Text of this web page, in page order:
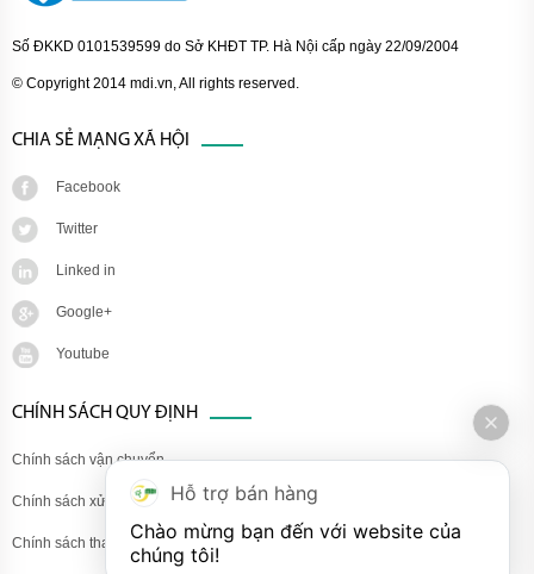
Số ĐKKD 0101539599 do Sở KHĐT TP. Hà Nội cấp ngày 22/09/2004
© Copyright 2014 mdi.vn, All rights reserved.
CHIA SẺ MẠNG XÃ HỘI
Facebook
Twitter
Linked in
Google+
Youtube
CHÍNH SÁCH QUY ĐỊNH
Chính sách vận chuyển
Chính sách xử lý khiếu nại
Chính sách thanh toán
Hỗ trợ bán hàng
Chào mừng bạn đến với website của
chúng tôi!